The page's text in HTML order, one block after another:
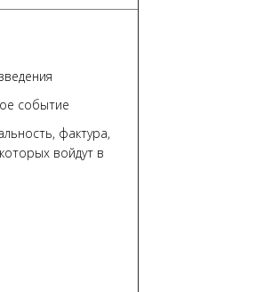
событие
фактура,
войдут в